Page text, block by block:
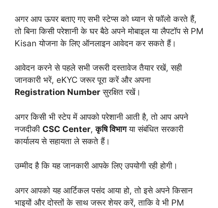
अगर आप ऊपर बताए गए सभी स्टेप्स को ध्यान से फॉलो करते हैं,
तो बिना किसी परेशानी के घर बैठे अपने मोबाइल या लैपटॉप से PM
Kisan योजना के लिए ऑनलाइन आवेदन कर सकते हैं।
आवेदन करने से पहले सभी जरूरी दस्तावेज तैयार रखें, सही
जानकारी भरें, eKYC जरूर पूरा करें और अपना
Registration Number सुरक्षित रखें।
अगर किसी भी स्टेप में आपको परेशानी आती है, तो आप अपने
नजदीकी CSC Center,कृषि विभागया संबंधित सरकारी
कार्यालय से सहायता ले सकते हैं।
उम्मीद है कि यह जानकारी आपके लिए उपयोगी रही होगी।
अगर आपको यह आर्टिकल पसंद आया हो, तो इसे अपने किसान
भाइयों और दोस्तों के साथ जरूर शेयर करें, ताकि वे भी PM